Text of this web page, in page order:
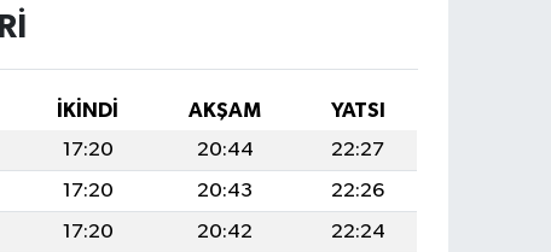
İKINDI AKŞAM
YATSI
17:20 20:44
22:27
17:20 20:43
22:26
17:20 20:42
22:24